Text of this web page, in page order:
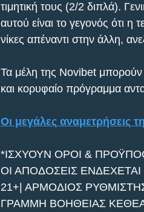
τιμητική τους (2/2 διπλά).
αυτού είναι το γεγονός ότι
νίκες απέναντι στην άλλη,
Τα μέλη της Novibet
και κορυφαίο πρόγραμμα
Οι μεγάλες αναμετρήσεις
*ΙΣΧΥΟΥΝ ΟΡΟΙ &
ΟΙ ΑΠΟΔΟΣΕΙΣ
21+| ΑΡΜΟΔΙΟΣ
ΓΡΑΜΜΗ ΒΟΗΘΕΙΑΣ